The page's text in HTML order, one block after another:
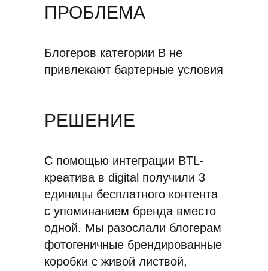
РЕШЕНИЕ
С помощью интеграции BTL-
креатива в digital получили 3
единицы бесплатного контента
с упоминанием бренда вместо
одной. Мы разослали блогерам
фотогеничные брендированные
коробки с живой листвой,
ПРОБЛЕМА
Блогеров категории B не
привлекают бартерные условия